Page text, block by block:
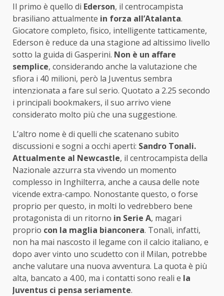
Il primo è quello di Ederson, il centrocampista
brasiliano attualmente in forza all’Atalanta.
Giocatore completo, fisico, intelligente tatticamente,
Ederson è reduce da una stagione ad altissimo livello
sotto la guida di Gasperini. Non è un affare
semplice, considerando anche la valutazione che
sfiora i 40 milioni, però la Juventus sembra
intenzionata a fare sul serio. Quotato a 2.25 secondo
i principali bookmakers, il suo arrivo viene
considerato molto più che una suggestione.
L’altro nome è di quelli che scatenano subito
discussioni e sogni a occhi aperti: Sandro Tonali.
Attualmente al Newcastle, il centrocampista della
Nazionale azzurra sta vivendo un momento
complesso in Inghilterra, anche a causa delle note
vicende extra-campo. Nonostante questo, o forse
proprio per questo, in molti lo vedrebbero bene
protagonista di un ritorno in Serie A, magari
proprio con la maglia bianconera. Tonali, infatti,
non ha mai nascosto il legame con il calcio italiano, e
dopo aver vinto uno scudetto con il Milan, potrebbe
anche valutare una nuova avventura. La quota è più
alta, bancato a 4.00, ma i contatti sono reali e la
Juventus ci pensa seriamente.